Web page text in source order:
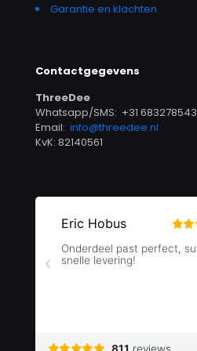
Garantie en klachten
Contactgegevens
ThreeDee
Whatsapp/SMS: +31 683278543
Email: info@threedee.nl
KvK: 82140561